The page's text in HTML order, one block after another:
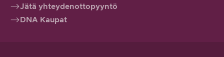
Jätä yhteydenottopyyntö
DNA Kaupat